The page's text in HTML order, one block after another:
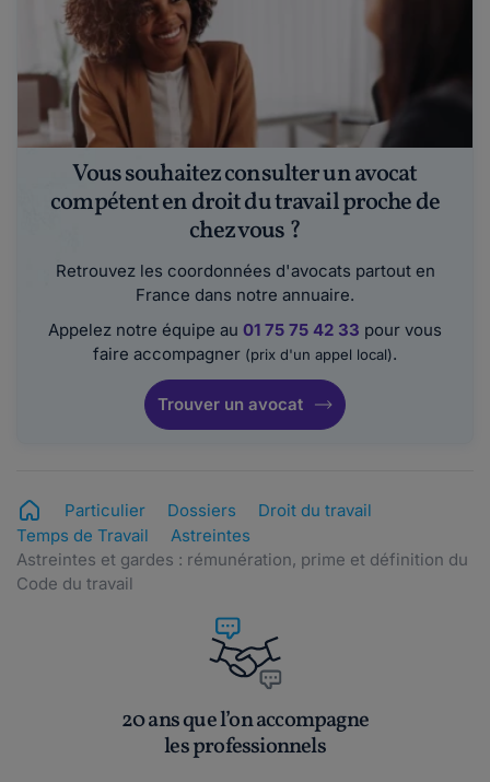
Vous souhaitez consulter un avocat
compétent en droit du travail proche de
chez vous ?
Retrouvez les coordonnées d'avocats partout en
France dans notre annuaire.
Appelez notre équipe au 01 75 75 42 33 pour vous
faire accompagner (prix d'un appel local).
Trouver un avocat
Particulier Dossiers
Droit du travail
Temps de Travail
Astreintes
Astreintes et gardes : rémunération, prime et définition du
Code du travail
20 ans que l’on accompagne
les professionnels